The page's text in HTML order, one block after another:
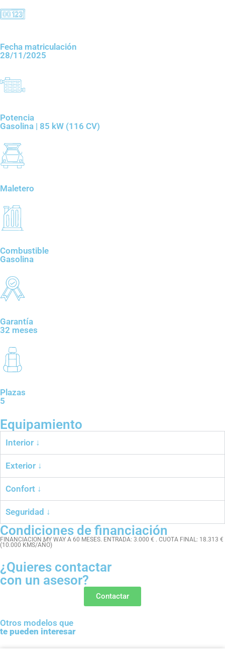
Fecha matriculación
28/11/2025
Potencia
Gasolina | 85 kW (116 CV)
Maletero
Combustible
Gasolina
Garantía
32 meses
Plazas
5
Equipamiento
Interior ↓
Exterior ↓
Confort ↓
Seguridad ↓
Condiciones de financiación
FINANCIACION MY WAY A 60 MESES. ENTRADA: 3.000 € . CUOTA FINAL: 18.313 €
(10.000 KMS/AÑO)
¿Quieres contactar
con un asesor?
Contactar
Otros modelos que
te pueden interesar